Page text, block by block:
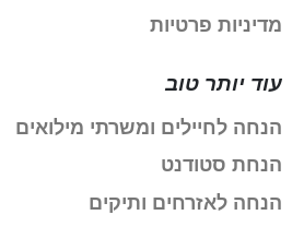
מדיניות פרטיות
עוד יותר טוב
הנחה לחיילים ומשרתי מילואים
הנחת סטודנט
הנחה לאזרחים ותיקים